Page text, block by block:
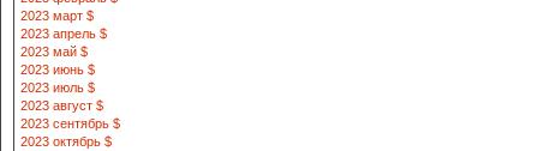
2023 март $
2023 апрель $
2023 май $
2023 июнь $
2023 июль $
2023 август $
2023 сентябрь $
2023 октябрь $